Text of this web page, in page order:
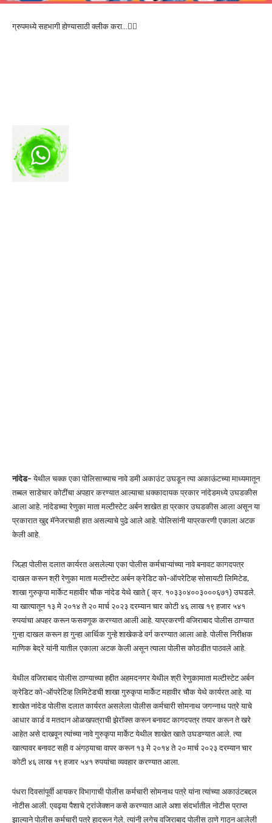
ग्रुपमध्ये सहभागी होण्यासाठी क्लीक करा…👆🏻
नांदेड- येथील चक्क एका पोलिसाच्याच नावे डमी अकाउंट उघडून त्या अकाऊंटच्या माध्यमातून
तब्बल साडेचार कोटींचा अपहार करण्यात आल्याचा धक्कादायक प्रकार नांदेडमध्ये उघडकीस
आला आहे. नांदेडच्या रेणुका माता मल्टीस्टेट अर्बन शाखेत हा प्रकार उघडकीस आला असून या
प्रकारात खुद्द मॅनेजरचाही हात असल्याचे पुढे आले आहे. पोलिसांनी याप्रकरणी एकाला अटक
केली आहे.
जिल्हा पोलीस दलात कार्यरत असलेल्या एका पोलीस कर्मचाऱ्यांच्या नावे बनावट कागदपत्र
दाखल करून श्री रेणुका माता मल्टीस्टेट अर्बन क्रेडिट को-ऑपरेटिव्ह सोसायटी लिमिटेड,
शाखा गुरुकृपा मार्केट महावीर चौक नांदेड येथे खाते ( क्र. १०३३०४००३०००६७१) उघडले.
या खात्यातून १३ मे २०१४ ते २० मार्च २०२३ दरम्यान चार कोटी ४६ लाख १९ हजार ५४१
रुपयांचा अपहर करून फसवणूक करण्यात आली आहे. याप्रकरणी वजिराबाद पोलीस ठाण्यात
गुन्हा दाखल करून हा गुन्हा आर्थिक गुन्हे शाखेकडे वर्ग करण्यात आला आहे. पोलीस निरीक्षक
माणिक बेद्रे यांनी यातील एकाला अटक केली असून त्याला पोलीस कोठडीत पाठवले आहे.
येथील वजिराबाद पोलीस ठाण्याच्या हद्दीत अहमदनगर येथील श्री रेणुकामाता मल्टीस्टेट अर्बन
क्रेडिट को-ऑपरेटिव्ह लिमिटेडची शाखा गुरुकृपा मार्केट महावीर चौक येथे कार्यरत आहे. या
शाखेत नांदेड पोलीस दलात कार्यरत असलेला पोलीस कर्मचारी सोमनाथ जगन्नाथ पत्रे याचे
आधार कार्ड व मतदान ओळखपत्राची झेरॉक्स करून बनावट कागदपत्र तयार करून ते खरे
आहेत असे दाखवून त्यांच्या नावे गुरुकृपा मार्केट येथील शाखेत खाते उघडण्यात आले. त्या
खात्यावर बनावट सही व अंगठ्याचा वापर करून १३ मे २०१४ ते २० मार्च २०२३ दरम्यान चार
कोटी ४६ लाख १९ हजार ५४१ रुपयांचा व्यवहार करण्यात आला.
पंधरा दिवसांपूर्वी आयकर विभागाची पोलीस कर्मचारी सोमनाथ पत्रे यांना त्यांच्या अकाउंटबद्दल
नोटीस आली. एवढ्या पैशाचे ट्रांजेक्शन कसे करण्यात आले अशा संदर्भातील नोटीस प्राप्त
झाल्याने पोलीस कर्मचारी पत्रे हादरून गेले. त्यांनी लगेच वजिराबाद पोलीस ठाणे गाठून आलेली